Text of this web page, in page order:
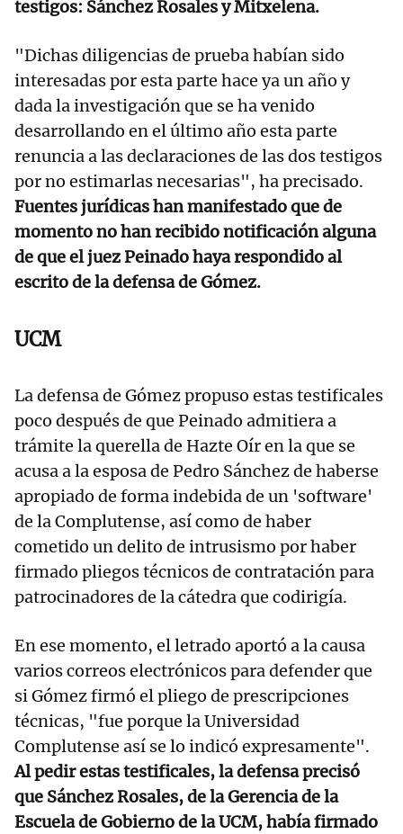
testigos: Sánchez Rosales y Mitxelena.
"Dichas diligencias de prueba habían sido
interesadas por esta parte hace ya un año y
dada la investigación que se ha venido
desarrollando en el último año esta parte
renuncia a las declaraciones de las dos testigos
por no estimarlas necesarias", ha precisado.
Fuentes jurídicas han manifestado que de
momento no han recibido notificación alguna
de que el juez Peinado haya respondido al
escrito de la defensa de Gómez.
UCM
La defensa de Gómez propuso estas testificales
poco después de que Peinado admitiera a
trámite la querella de Hazte Oír en la que se
acusa a la esposa de Pedro Sánchez de haberse
apropiado de forma indebida de un 'software'
de la Complutense, así como de haber
cometido un delito de intrusismo por haber
firmado pliegos técnicos de contratación para
patrocinadores de la cátedra que codirigía.
En ese momento, el letrado aportó a la causa
varios correos electrónicos para defender que
si Gómez firmó el pliego de prescripciones
técnicas, "fue porque la Universidad
Complutense así se lo indicó expresamente".
Al pedir estas testificales, la defensa precisó
que Sánchez Rosales, de la Gerencia de la
Escuela de Gobierno de la UCM, había firmado